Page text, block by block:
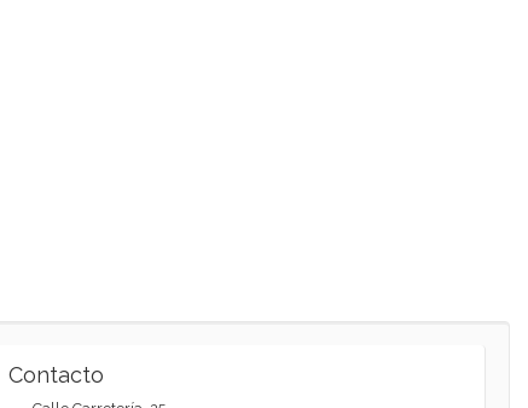
Contacto